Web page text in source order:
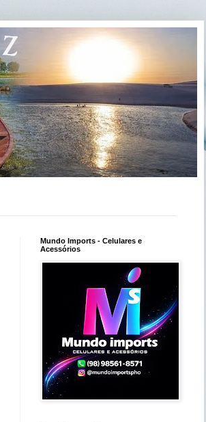
Mundo Imports - Celulares e
Acessórios